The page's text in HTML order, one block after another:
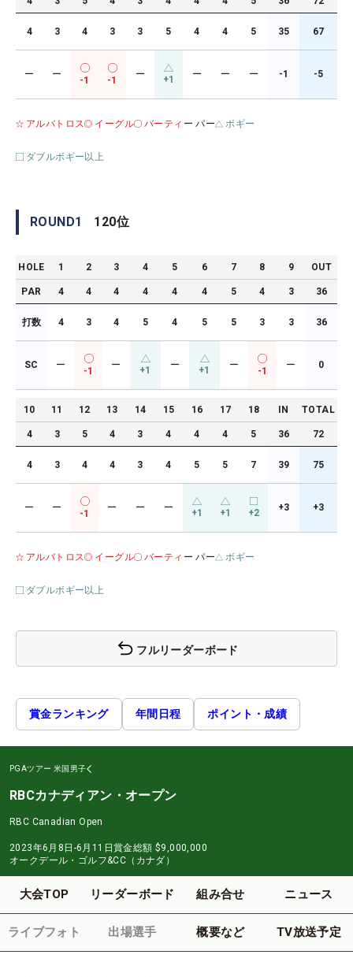
4 3 4 3 3 5 4 4 5 35 67
ー ー
-1 -1
ー +1 ー ー ー -1 -5
アルバトロス イーグル バーティ ー パー ボギー
ダブルボギー以上
ROUND1 120位
HOLE 1 2 3 4 5 6 7 8 9 OUT
PAR 4 4 4 4 4 4 5 4 3 36
打数 4 3 4 5 4 5 5 3 3 36
SC ー
-1
ー +1 ー +1 ー
-1
ー 0
10 11 12 13 14 15 16 17 18 IN TOTAL
4 3 5 4 3 4 4 4 5 36 72
4 3 4 4 3 4 5 5 7 39 75
ー ー
-1
ー ー ー +1 +1 +2 +3 +3
アルバトロス イーグル バーティ ー パー ボギー
ダブルボギー以上
フルリーダーボード
賞金ランキング 年間日程 ポイント・成績
PGAツアー 米国男子
RBCカナディアン・オープン
RBC Canadian Open
2023年6月8日-6月11日賞金総額 $9,000,000
オークデール・ゴルフ&CC（カナダ）
大会TOP リーダーボード 組み合せ ニュース
ライブフォト 出場選手 概要など TV放送予定